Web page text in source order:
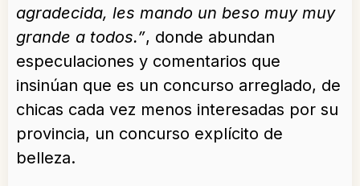
agradecida, les mando un beso muy muy
grande a todos.”, donde abundan
especulaciones y comentarios que
insinúan que es un concurso arreglado, de
chicas cada vez menos interesadas por su
provincia, un concurso explícito de
belleza.